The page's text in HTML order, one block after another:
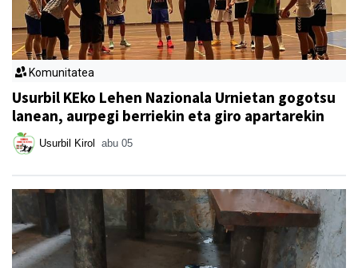
Komunitatea
Usurbil KEko Lehen Nazionala Urnietan gogotsu
lanean, aurpegi berriekin eta giro apartarekin
Usurbil Kirol abu 05